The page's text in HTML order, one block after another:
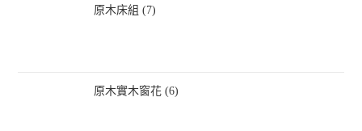
原木床組 (7)
原木實木窗花 (6)